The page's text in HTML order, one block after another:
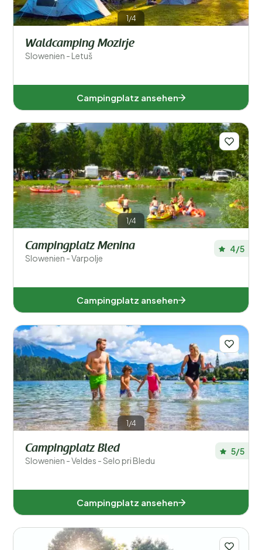
Beliebte Filter
Unterkunftstyp
Allgemein
Sport und Freizeit
1/4
Waldcamping Mozirje
Slowenien - Letuš
Campingplatz ansehen
1/4
Campingplatz Menina
Slowenien - Varpolje
4/5
Campingplatz ansehen
1/4
Campingplatz Bled
Slowenien - Veldes - Selo pri Bledu
5/5
Campingplatz ansehen